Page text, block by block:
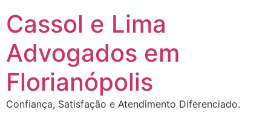
para
conteúdo
Cassol e Lima
Advogados em
Florianópolis
Confiança, Satisfação e Atendimento Diferenciado.